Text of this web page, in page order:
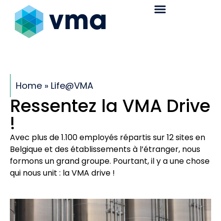
Home » Life@VMA
Ressentez la VMA Drive
!
Avec plus de 1.100 employés répartis sur 12 sites en
Belgique et des établissements à l’étranger, nous
formons un grand groupe. Pourtant, il y a une chose
qui nous unit : la VMA drive !
C’est